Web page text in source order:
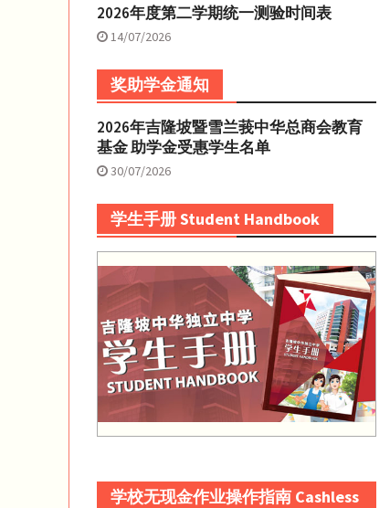
2026年度第二学期统一测验时间表
14/07/2026
奖助学金通知
2026年吉隆坡暨雪兰莪中华总商会教育
基金 助学金受惠学生名单
30/07/2026
学生手册 Student Handbook
学校无现金作业操作指南 Cashless